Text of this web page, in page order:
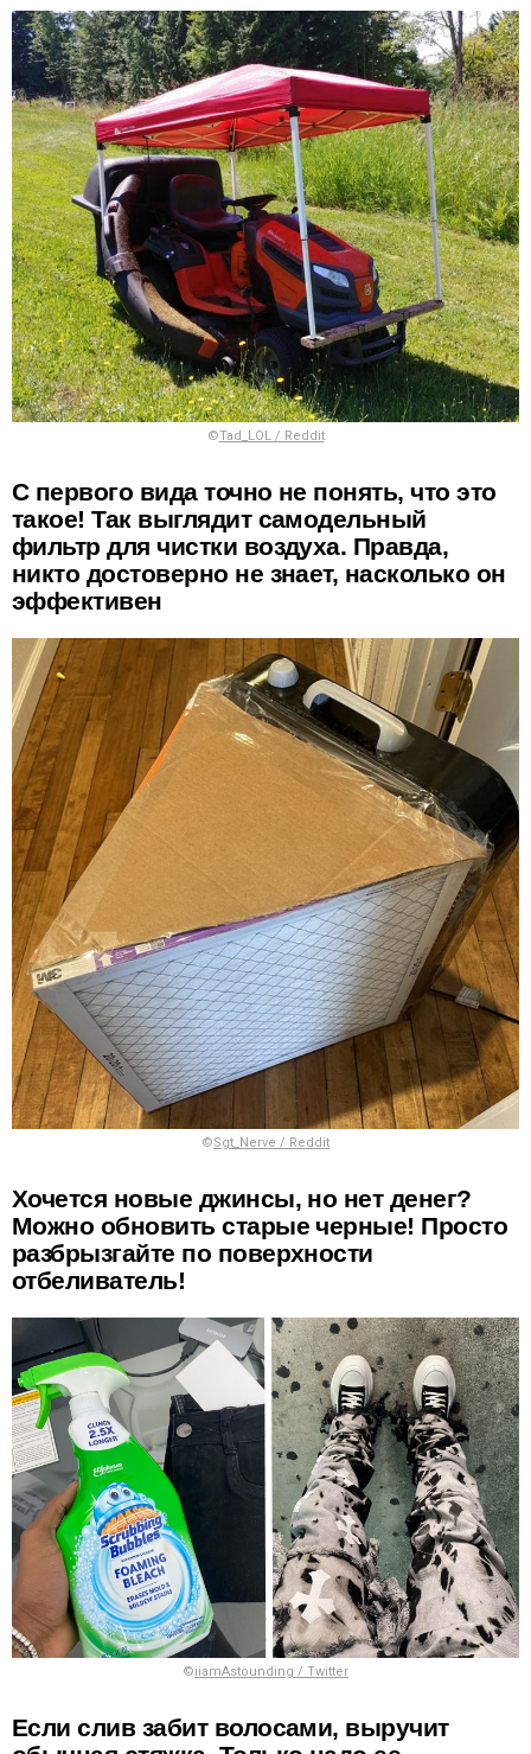
©Tad_LOL / Reddit
С первого вида точно не понять, что это
такое! Так выглядит самодельный
фильтр для чистки воздуха. Правда,
никто достоверно не знает, насколько он
эффективен
©Sgt_Nerve / Reddit
Хочется новые джинсы, но нет денег?
Можно обновить старые черные! Просто
разбрызгайте по поверхности
отбеливатель!
©iiamAstounding / Twitter
Если слив забит волосами, выручит